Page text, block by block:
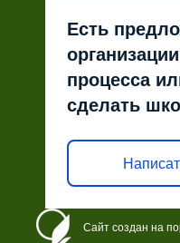
Есть
процесса
сделать
Сайт создан на